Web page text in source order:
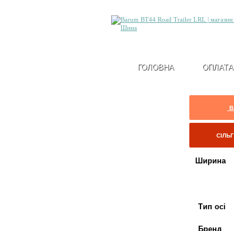
ГОЛОВНА
Ширина
Тип осі
Бренд